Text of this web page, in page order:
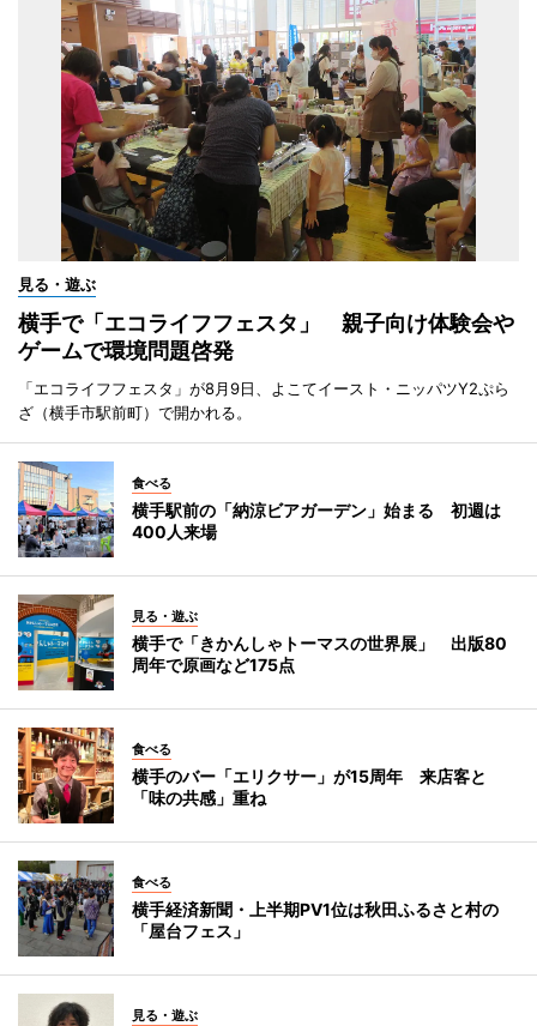
見る・遊ぶ
横手で「エコライフフェスタ」 親子向け体験会や
ゲームで環境問題啓発
「エコライフフェスタ」が8月9日、よこてイースト・ニッパツY2ぷら
ざ（横手市駅前町）で開かれる。
食べる
横手駅前の「納涼ビアガーデン」始まる 初週は
400人来場
見る・遊ぶ
横手で「きかんしゃトーマスの世界展」 出版80
周年で原画など175点
食べる
横手のバー「エリクサー」が15周年 来店客と
「味の共感」重ね
食べる
横手経済新聞・上半期PV1位は秋田ふるさと村の
「屋台フェス」
見る・遊ぶ